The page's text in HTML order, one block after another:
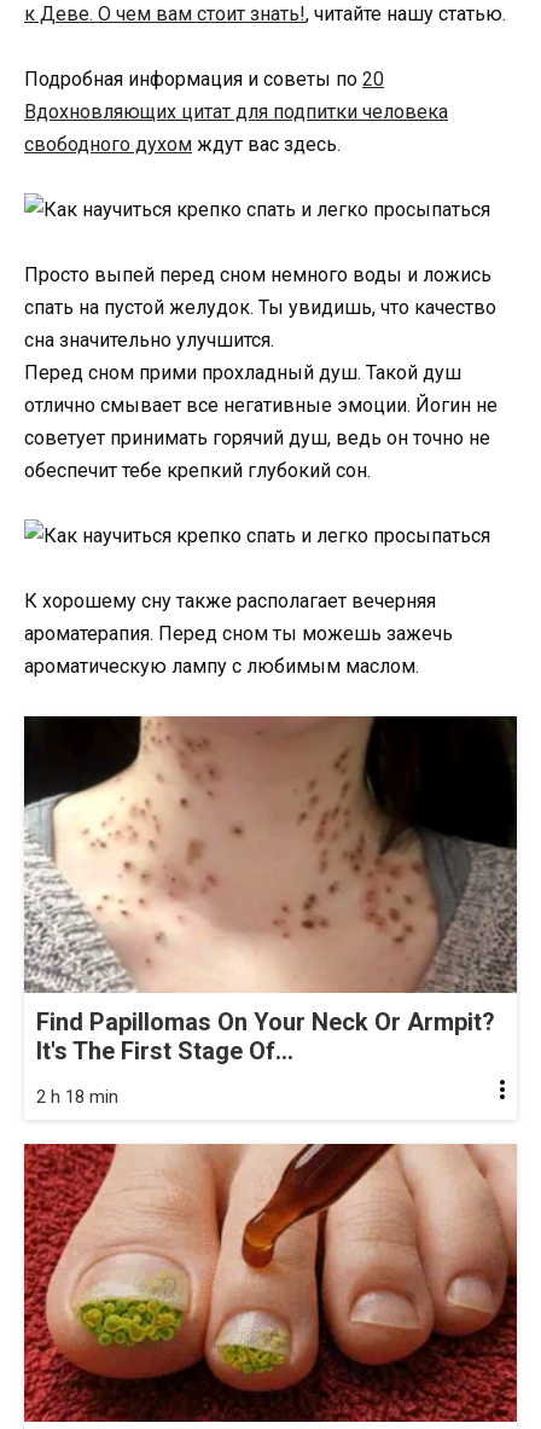
к Деве. О чем вам стоит знать!, читайте нашу статью.
Подробная информация и советы по 20
Вдохновляющих цитат для подпитки человека
свободного духом ждут вас здесь.
Просто выпей перед сном немного воды и ложись
спать на пустой желудок. Ты увидишь, что качество
сна значительно улучшится.
Перед сном прими прохладный душ. Такой душ
отлично смывает все негативные эмоции. Йогин не
советует принимать горячий душ, ведь он точно не
обеспечит тебе крепкий глубокий сон.
К хорошему сну также располагает вечерняя
ароматерапия. Перед сном ты можешь зажечь
ароматическую лампу с любимым маслом.
Find Papillomas On Your Neck Or Armpit?
It's The First Stage Of...
2 h 18 min